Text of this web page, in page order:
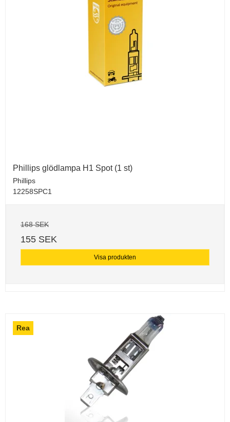
Phillips glödlampa H1 Spot (1 st)
Phillips
12258SPC1
168 SEK
155 SEK
Visa produkten
Rea